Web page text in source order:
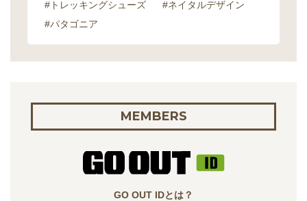
#トレッキングシューズ
#ネイタルデザイン
#パタゴニア
MEMBERS
GO OUT IDとは？